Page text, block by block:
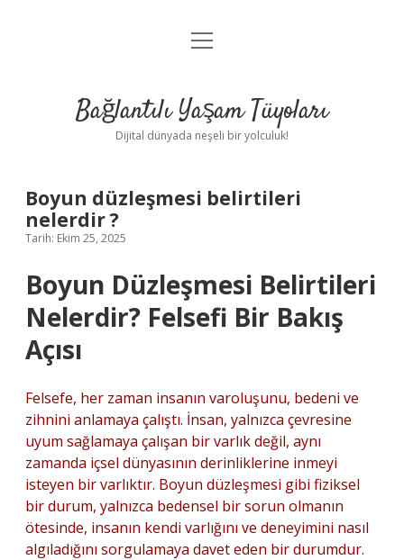
Anasayfa
Yasal Uyarı
menüyü
Bağlantılı Yaşam Tüyoları
Dijital dünyada neşeli bir yolculuk!
Boyun düzleşmesi belirtileri
nelerdir ?
Tarih: Ekim 25, 2025
Boyun Düzleşmesi Belirtileri
Nelerdir? Felsefi Bir Bakış
Açısı
Felsefe, her zaman insanın varoluşunu, bedeni ve
zihnini anlamaya çalıştı. İnsan, yalnızca çevresine
uyum sağlamaya çalışan bir varlık değil, aynı
zamanda içsel dünyasının derinliklerine inmeyi
isteyen bir varlıktır. Boyun düzleşmesi gibi fiziksel
bir durum, yalnızca bedensel bir sorun olmanın
ötesinde, insanın kendi varlığını ve deneyimini nasıl
algıladığını sorgulamaya davet eden bir durumdur.